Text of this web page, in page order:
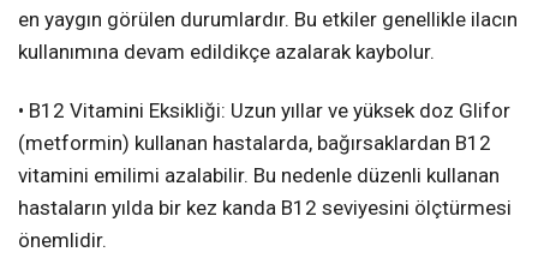
en yaygın görülen durumlardır. Bu etkiler genellikle ilacın
kullanımına devam edildikçe azalarak kaybolur.
• B12 Vitamini Eksikliği: Uzun yıllar ve yüksek doz Glifor
(metformin) kullanan hastalarda, bağırsaklardan B12
vitamini emilimi azalabilir. Bu nedenle düzenli kullanan
hastaların yılda bir kez kanda B12 seviyesini ölçtürmesi
önemlidir.